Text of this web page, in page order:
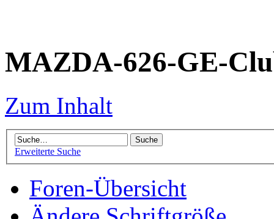
MAZDA-626-GE-
Zum Inhalt
Erweiterte Suche
Foren-Übersicht